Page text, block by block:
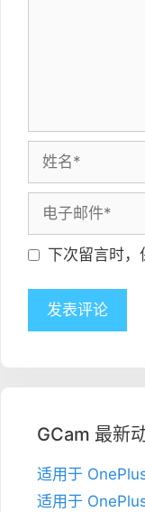
官 下次留言时，
GCam 最新
适用于
适用于